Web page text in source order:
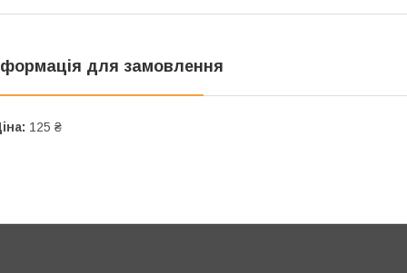
для замовлення
125 ₴